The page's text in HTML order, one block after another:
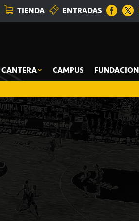
TIENDA ENTRADAS
CANTERA CAMPUS FUNDACION